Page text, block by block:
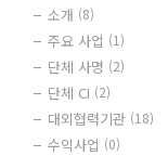
소개 (8)
주요 사업 (1)
단체 사명 (2)
단체 CI (2)
대외협력기관 (18)
수익사업 (0)